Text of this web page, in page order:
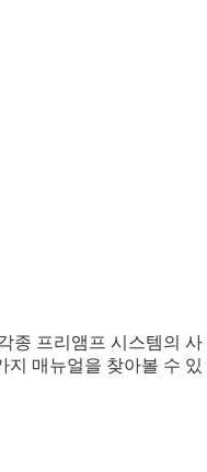
종 프리앰프 시스템의 사
지 매뉴얼을 찾아볼 수 있